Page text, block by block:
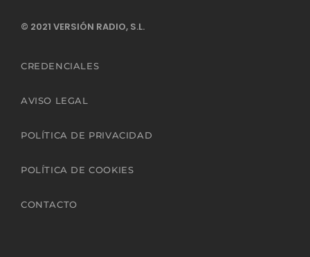
© 2021 VERSIÓN RADIO, S.L.
CREDENCIALES
AVISO LEGAL
POLÍTICA DE PRIVACIDAD
POLÍTICA DE COOKIES
CONTACTO